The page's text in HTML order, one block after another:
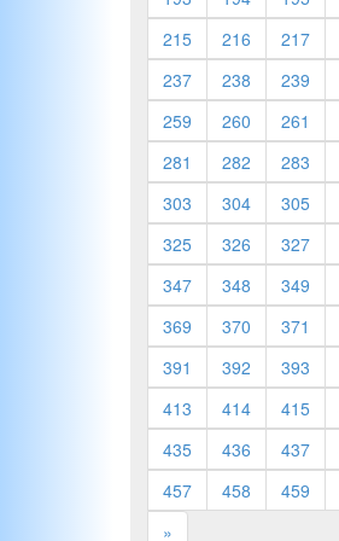
215
216 217
237
238 239
259
260 261
281
282 283
303
304 305
325
326 327
347
348 349
369
370 371
391
392 393
413
414 415
435
436 437
457
458 459
»